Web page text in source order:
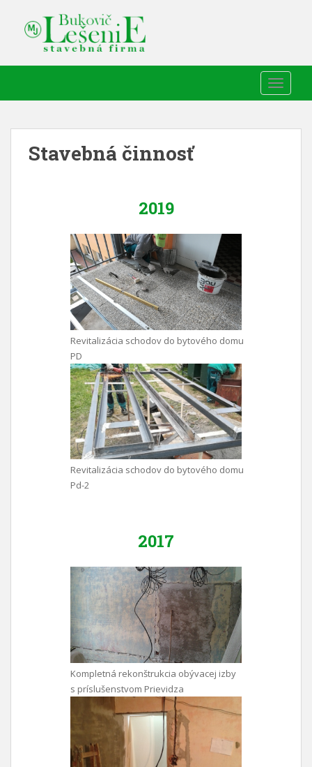
Stavebná činnosť
2019
Revitalizácia schodov do bytového domu
PD
Revitalizácia schodov do bytového domu
Pd-2
2017
Kompletná rekonštrukcia obývacej izby
s príslušenstvom Prievidza